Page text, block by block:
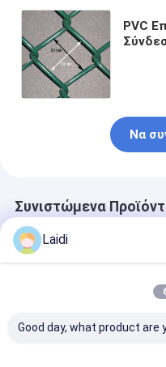
PVC
Να
Συνιστώμενα
Laidi
Good day, what product are